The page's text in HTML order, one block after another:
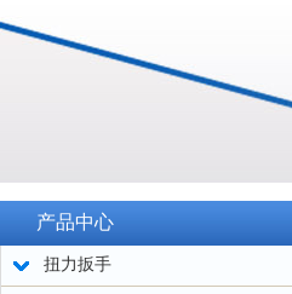
产品中心
扭力扳手